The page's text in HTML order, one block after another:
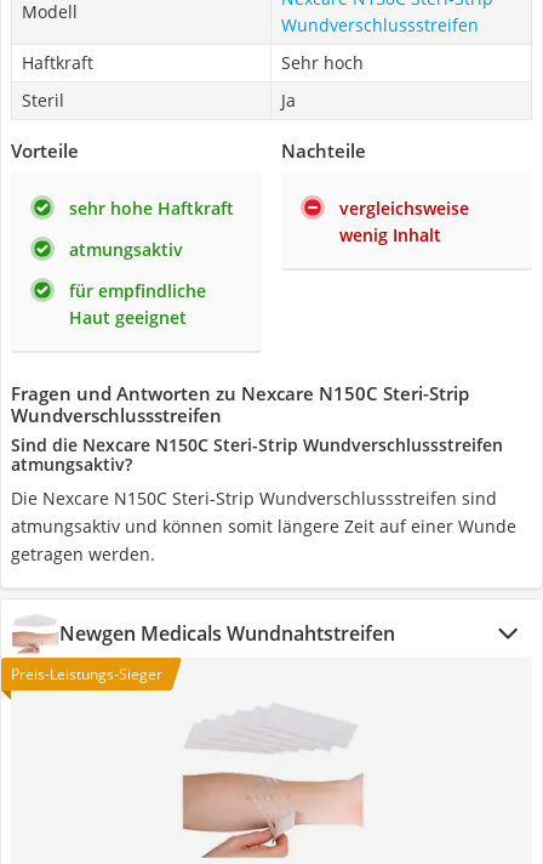
Modell
Wundverschlussstreifen
Haftkraft
Sehr hoch
Steril
Ja
Vorteile
sehr hohe Haftkraft
atmungsaktiv
für empfindliche
Haut geeignet
Nachteile
vergleichsweise
wenig Inhalt
Fragen und Antworten zu Nexcare N150C Steri-Strip
Wundverschlussstreifen
Sind die Nexcare N150C Steri-Strip Wundverschlussstreifen
atmungsaktiv?
Die Nexcare N150C Steri-Strip Wundverschlussstreifen sind
atmungsaktiv und können somit längere Zeit auf einer Wunde
getragen werden.
Newgen Medicals Wundnahtstreifen
Preis-Leistungs-Sieger